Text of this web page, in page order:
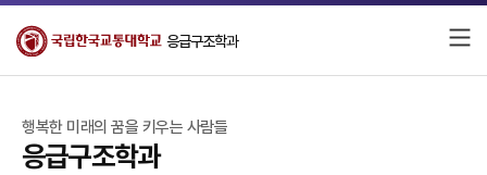
응급구조학과
행복한 미래의 꿈을 키우는 사람들
응급구조학과